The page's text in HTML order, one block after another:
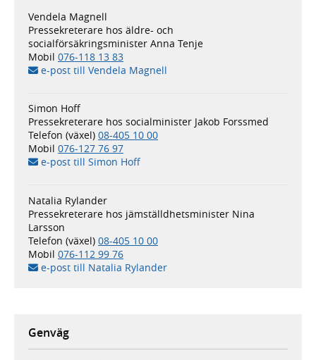
Vendela Magnell
Pressekreterare hos äldre- och
socialförsäkringsminister Anna Tenje
Mobil 076-118 13 83
e-post till Vendela Magnell
Simon Hoff
Pressekreterare hos socialminister Jakob Forssmed
Telefon (växel) 08-405 10 00
Mobil 076-127 76 97
e-post till Simon Hoff
Natalia Rylander
Pressekreterare hos jämställdhets­minister Nina
Larsson
Telefon (växel) 08-405 10 00
Mobil 076-112 99 76
e-post till Natalia Rylander
Genväg